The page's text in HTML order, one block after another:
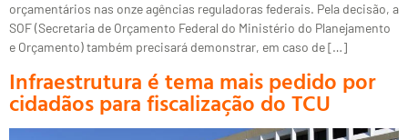
orçamentários nas onze agências reguladoras federais. Pela decisão, a
SOF (Secretaria de Orçamento Federal do Ministério do Planejamento
e Orçamento) também precisará demonstrar, em caso de […]
Infraestrutura é tema mais pedido por
cidadãos para fiscalização do TCU